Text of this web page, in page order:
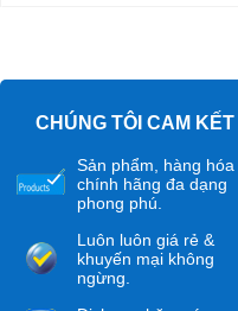
CHÚNG TÔI CAM KẾT
Sản phẩm, hàng hóa
chính hãng đa dạng
phong phú.
Luôn luôn giá rẻ &
khuyến mại không
ngừng.